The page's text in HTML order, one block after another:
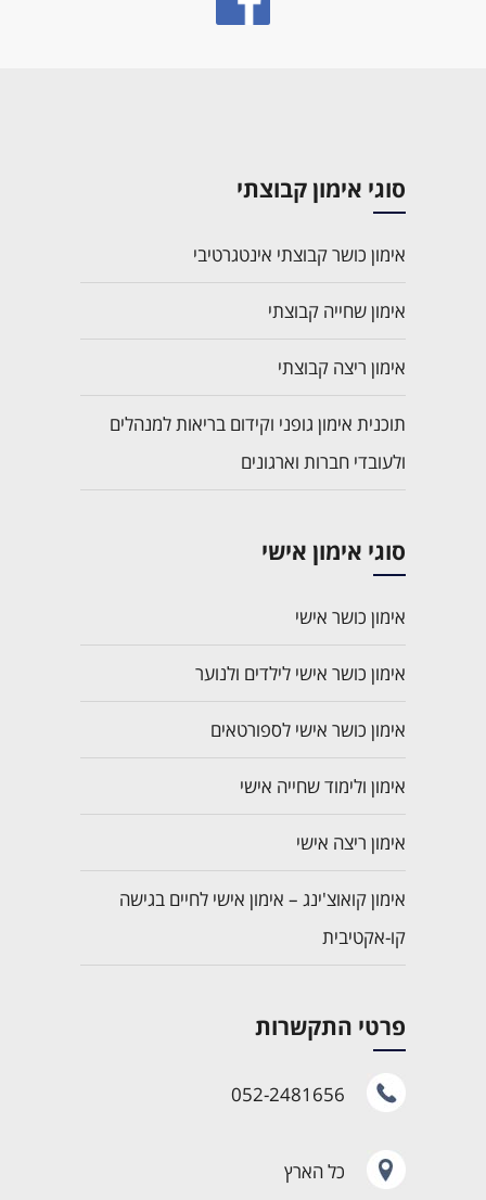
סוגי אימון קבוצתי
אימון כושר קבוצתי אינטגרטיבי
אימון שחייה קבוצתי
אימון ריצה קבוצתי
תוכנית אימון גופני וקידום בריאות למנהלים
ולעובדי חברות וארגונים
סוגי אימון אישי
אימון כושר אישי
אימון כושר אישי לילדים ולנוער
אימון כושר אישי לספורטאים
אימון ולימוד שחייה אישי
אימון ריצה אישי
אימון קואוצ'ינג – אימון אישי לחיים בגישה
קו-אקטיבית
פרטי התקשרות
052-2481656
כל הארץ